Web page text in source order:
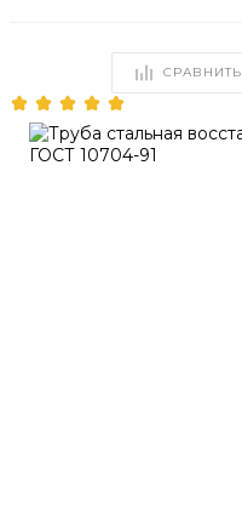
СРАВНИТЬ